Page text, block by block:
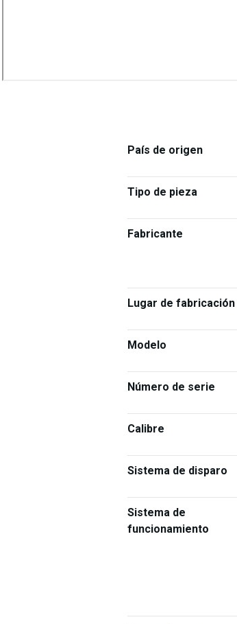
País de origen
Tipo de pieza
Fabricante
Lugar de fabricación
Modelo
Número de serie
Calibre
Sistema de disparo
Sistema de
funcionamiento